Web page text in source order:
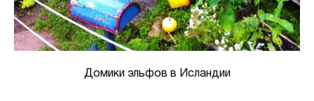
Домики эльфов в Исландии